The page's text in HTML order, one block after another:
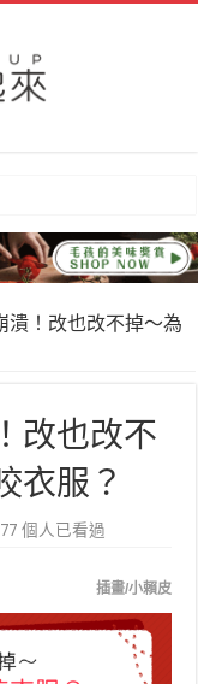
潰！改也改不掉～為
改也改不
衣服？
個人已看過
插畫/小賴皮